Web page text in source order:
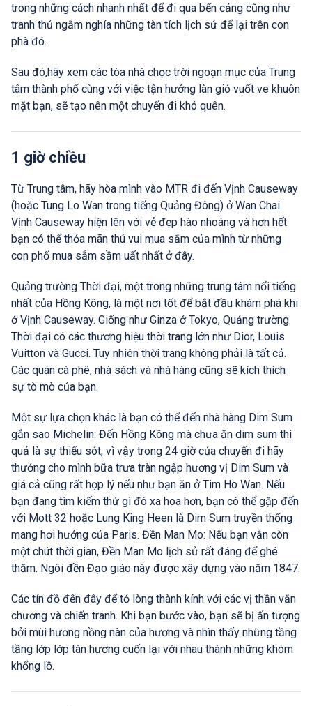
trong những cách nhanh nhất để đi qua bến cảng cũng như
tranh thủ ngắm nghía những tàn tích lịch sử để lại trên con
phà đó.
Sau đó,hãy xem các tòa nhà chọc trời ngoạn mục của Trung
tâm thành phố cùng với việc tận hưởng làn gió vuốt ve khuôn
mặt bạn, sẽ tạo nên một chuyến đi khó quên.
1 giờ chiều
Từ Trung tâm, hãy hòa mình vào MTR đi đến Vịnh Causeway
(hoặc Tung Lo Wan trong tiếng Quảng Đông) ở Wan Chai.
Vịnh Causeway hiện lên với vẻ đẹp hào nhoáng và hơn hết
bạn có thể thỏa mãn thú vui mua sắm của mình từ những
con phố mua sắm sầm uất nhất ở đây.
Quảng trường Thời đại, một trong những trung tâm nổi tiếng
nhất của Hồng Kông, là một nơi tốt để bắt đầu khám phá khi
ở Vịnh Causeway. Giống như Ginza ở Tokyo, Quảng trường
Thời đại có các thương hiệu thời trang lớn như Dior, Louis
Vuitton và Gucci. Tuy nhiên thời trang không phải là tất cả.
Các quán cà phê, nhà sách và nhà hàng cũng sẽ kích thích
sự tò mò của bạn.
Một sự lựa chọn khác là bạn có thể đến nhà hàng Dim Sum
gắn sao Michelin: Đến Hồng Kông mà chưa ăn dim sum thì
quả là sự thiếu sót, vì vậy trong 24 giờ của chuyến đi hãy
thưởng cho mình bữa trưa tràn ngập hương vị Dim Sum và
giá cả cũng rất hợp lý nếu như bạn ăn ở Tim Ho Wan. Nếu
bạn đang tìm kiếm thứ gì đó xa hoa hơn, bạn có thể gặp đến
với Mott 32 hoặc Lung King Heen là Dim Sum truyền thống
mang hơi hướng của Paris. Đền Man Mo: Nếu bạn vẫn còn
một chút thời gian, Đền Man Mo lịch sử rất đáng để ghé
thăm. Ngôi đền Đạo giáo này được xây dựng vào năm 1847.
Các tín đồ đến đây để tỏ lòng thành kính với các vị thần văn
chương và chiến tranh. Khi bạn bước vào, bạn sẽ bị ấn tượng
bởi mùi hương nồng nàn của hương và nhìn thấy những tầng
tầng lớp lớp tàn hương cuốn lại với nhau thành những khóm
khổng lồ.